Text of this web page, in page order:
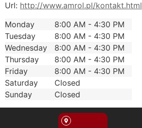
Url: http://www.amrol.pl/kontakt.html
Monday
8:00 AM - 4:30 PM
Tuesday
8:00 AM - 4:30 PM
Wednesday
8:00 AM - 4:30 PM
Thursday
8:00 AM - 4:30 PM
Friday
8:00 AM - 4:30 PM
Saturday
Closed
Sunday
Closed